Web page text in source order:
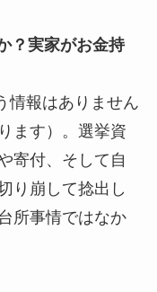
？実家がお金持
情報はありません
ます）。選挙資
寄付、そして自
り崩して捻出し
所事情ではなか